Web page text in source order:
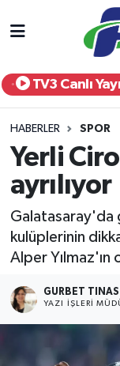
TV3 Canlı
HABERLER SPOR
Yerli
ayrılıyor
Galatasaray'da
kulüplerinin
Alper
GURBET TINAS
YAZI İŞLERI
Yurt Haber
Afyon
Siyaset
Spor
Eğitim
Sağlık
Süper Lig
Tüm
Son Dakika